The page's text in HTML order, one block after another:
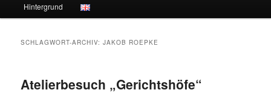
Hintergrund
SCHLAGWORT-ARCHIV:JAKOB ROEPKE
Atelierbesuch „Gerichtshöfe“